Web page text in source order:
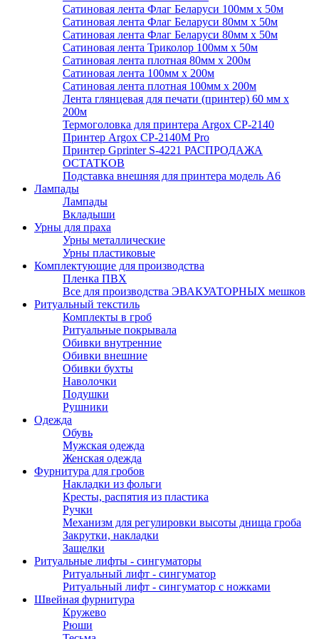
Сатиновая лента Флаг Беларуси 100мм х 50м
Сатиновая лента Флаг Беларуси 80мм х 50м
Сатиновая лента Флаг Беларуси 80мм х 50м
Сатиновая лента Триколор 100мм х 50м
Сатиновая лента плотная 80мм х 200м
Сатиновая лента 100мм х 200м
Сатиновая лента плотная 100мм х 200м
Лента глянцевая для печати (принтер) 60 мм х
200м
Термоголовка для принтера Argox CP-2140
Принтер Argox CP-2140M Pro
Принтер Gprinter S-4221 РАСПРОДАЖА
ОСТАТКОВ
Подставка внешняя для принтера модель А6
Лампады
Лампады
Вкладыши
Урны для праха
Урны металлические
Урны пластиковые
Комплектующие для производства
Пленка ПВХ
Все для производства ЭВАКУАТОРНЫХ мешков
Ритуальный текстиль
Комплекты в гроб
Ритуальные покрывала
Обивки внутренние
Обивки внешние
Обивки бухты
Наволочки
Подушки
Рушники
Одежда
Обувь
Мужская одежда
Женская одежда
Фурнитура для гробов
Накладки из фольги
Кресты, распятия из пластика
Ручки
Механизм для регулировки высоты днища гроба
Закрутки, накладки
Защелки
Ритуальные лифты - сингуматоры
Ритуальный лифт - сингуматор
Ритуальный лифт - сингуматор с ножками
Швейная фурнитура
Кружево
Рюши